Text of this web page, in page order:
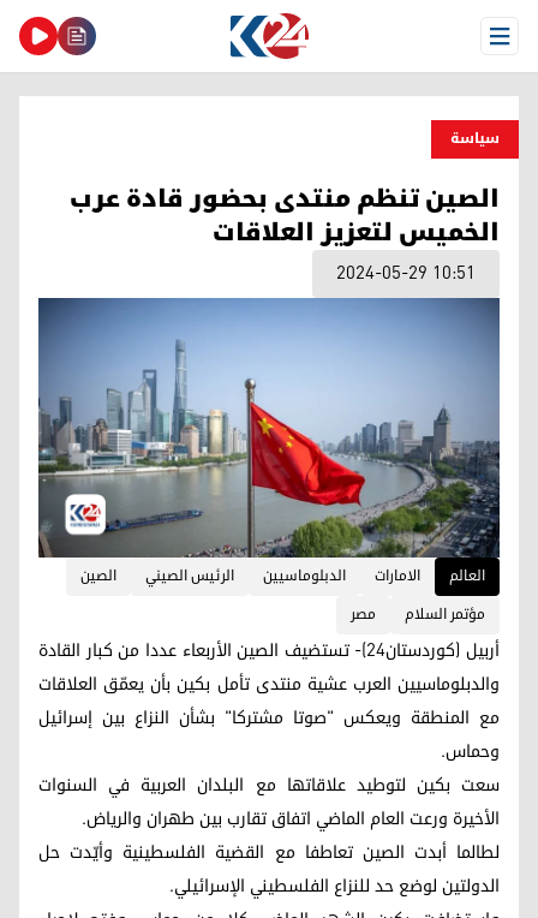
Open Menu
سیاسة
الصين تنظم منتدى بحضور قادة عرب
الخميس لتعزيز العلاقات
2024-05-29 10:51
العالم الامارات الدبلوماسيين الرئيس الصيني
الصين
مؤتمر السلام
مصر
أربيل (كوردستان24)- تستضيف الصين الأربعاء عددا من كبار القادة
والدبلوماسيين العرب عشية منتدى تأمل بكين بأن يعمّق العلاقات
مع المنطقة ويعكس "صوتا مشتركا" بشأن النزاع بين إسرائيل
وحماس.
سعت بكين لتوطيد علاقاتها مع البلدان العربية في السنوات
الأخيرة ورعت العام الماضي اتفاق تقارب بين طهران والرياض.
لطالما أبدت الصين تعاطفا مع القضية الفلسطينية وأيّدت حل
الدولتين لوضع حد للنزاع الفلسطيني الإسرائيلي.